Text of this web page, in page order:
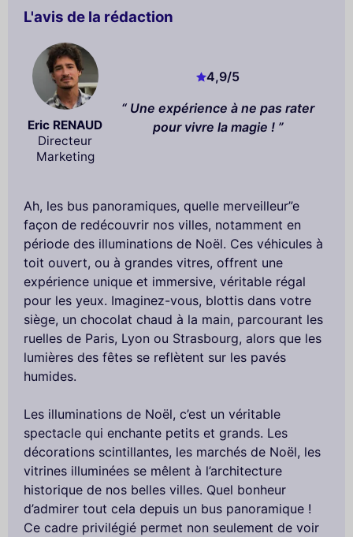
L'avis de la rédaction
Eric RENAUD
Directeur
Marketing
4,9/5
Une expérience à ne pas rater
pour vivre la magie !
Ah, les bus panoramiques, quelle merveilleur”e
façon de redécouvrir nos villes, notamment en
période des illuminations de Noël. Ces véhicules à
toit ouvert, ou à grandes vitres, offrent une
expérience unique et immersive, véritable régal
pour les yeux. Imaginez-vous, blottis dans votre
siège, un chocolat chaud à la main, parcourant les
ruelles de Paris, Lyon ou Strasbourg, alors que les
lumières des fêtes se reflètent sur les pavés
humides.
Les illuminations de Noël, c’est un véritable
spectacle qui enchante petits et grands. Les
décorations scintillantes, les marchés de Noël, les
vitrines illuminées se mêlent à l’architecture
historique de nos belles villes. Quel bonheur
d’admirer tout cela depuis un bus panoramique !
Ce cadre privilégié permet non seulement de voir